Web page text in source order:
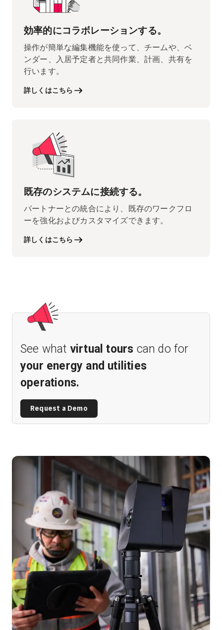
効率的にコラボレーションする。
操作が簡単な編集機能を使って、チームや、ベ
ンダー、入居予定者と共同作業、計画、共有を
行います。
詳しくはこちら
既存のシステムに接続する。
パートナーとの統合により、既存のワークフロ
ーを強化およびカスタマイズできます。
詳しくはこちら
See what virtual tours can do for
your energy and utilities
operations.
Request a Demo